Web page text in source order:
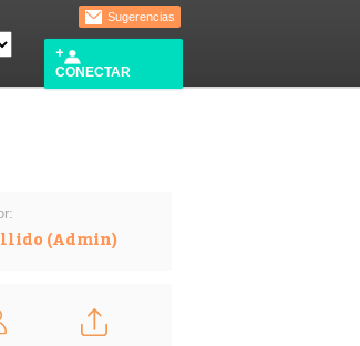
Sugerencias
CONECTAR
(Admin)